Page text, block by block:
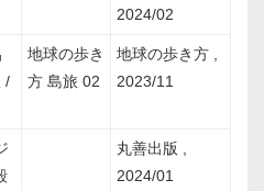
2024/02
/
地球の歩き
方 島旅 02
地球の歩き方 ,
2023/11
丸善出版 ,
2024/01